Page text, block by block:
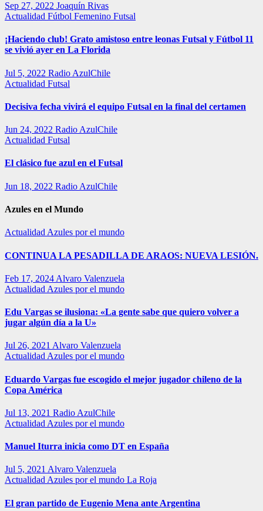
Sep 27, 2022 Joaquín Rivas
Actualidad Fútbol Femenino Futsal
¡Haciendo club! Grato amistoso entre leonas Futsal y Fútbol 11
se vivió ayer en La Florida
Jul 5, 2022 Radio AzulChile
Actualidad Futsal
Decisiva fecha vivirá el equipo Futsal en la final del certamen
Jun 24, 2022 Radio AzulChile
Actualidad Futsal
El clásico fue azul en el Futsal
Jun 18, 2022 Radio AzulChile
Azules en el Mundo
Actualidad Azules por el mundo
CONTINUA LA PESADILLA DE ARAOS: NUEVA LESIÓN.
Feb 17, 2024 Alvaro Valenzuela
Actualidad Azules por el mundo
Edu Vargas se ilusiona: «La gente sabe que quiero volver a
jugar algún día a la U»
Jul 26, 2021 Alvaro Valenzuela
Actualidad Azules por el mundo
Eduardo Vargas fue escogido el mejor jugador chileno de la
Copa América
Jul 13, 2021 Radio AzulChile
Actualidad Azules por el mundo
Manuel Iturra inicia como DT en España
Jul 5, 2021 Alvaro Valenzuela
Actualidad Azules por el mundo La Roja
El gran partido de Eugenio Mena ante Argentina